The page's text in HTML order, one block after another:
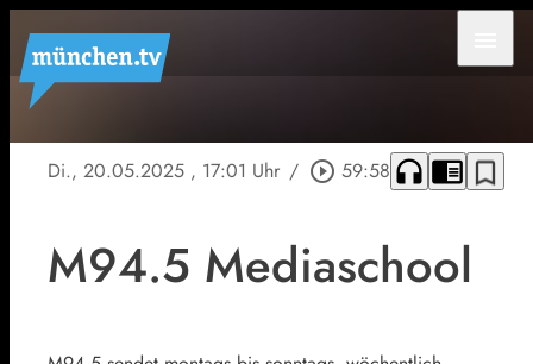
Di., 20.05.2025 , 17:01 Uhr / play_circle_outline 59:58 headphones chrome_reader_mode bookmark_border
M94.5 Mediaschool